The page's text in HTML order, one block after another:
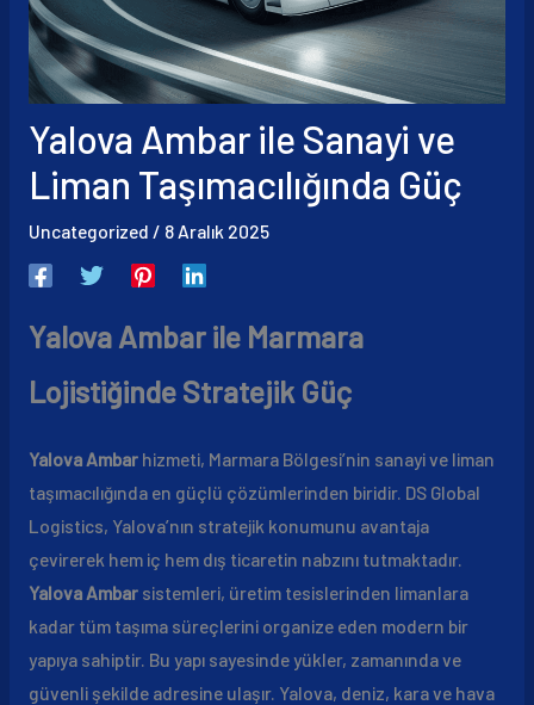
Yalova Ambar ile Sanayi ve
Liman Taşımacılığında Güç
Uncategorized / 8 Aralık 2025
Yalova Ambar ile Marmara
Lojistiğinde Stratejik Güç
Yalova Ambarhizmeti, Marmara Bölgesi’nin sanayi ve liman
taşımacılığında en güçlü çözümlerinden biridir. DS Global
Logistics, Yalova’nın stratejik konumunu avantaja
çevirerek hem iç hem dış ticaretin nabzını tutmaktadır.
Yalova Ambarsistemleri, üretim tesislerinden limanlara
kadar tüm taşıma süreçlerini organize eden modern bir
yapıya sahiptir. Bu yapı sayesinde yükler, zamanında ve
güvenli şekilde adresine ulaşır. Yalova, deniz, kara ve hava